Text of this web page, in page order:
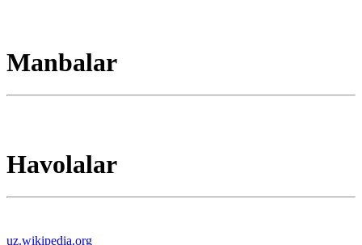
Manbalar
Havolalar
uz.wikipedia.org